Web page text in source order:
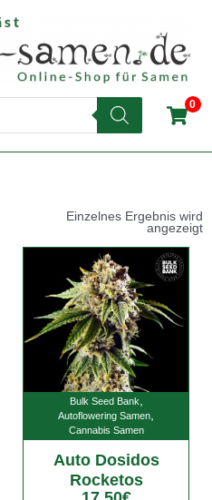
0
Einzelnes Ergebnis wird
angezeigt
Bulk Seed Bank
Autoflowering Samen
Cannabis Samen
Auto Dosidos
Rocketos